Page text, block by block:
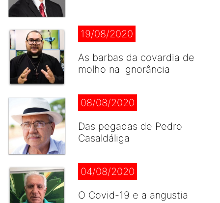
19/08/2020
As barbas da covardia de
molho na Ignorância
08/08/2020
Das pegadas de Pedro
Casaldáliga
04/08/2020
O Covid-19 e a angustia